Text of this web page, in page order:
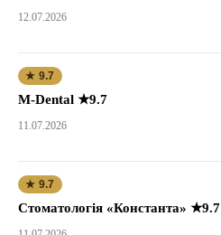
12.07.2026
★ 9.7
M-Dental ★9.7
11.07.2026
★ 9.7
Стоматологія «Константа» ★9.7